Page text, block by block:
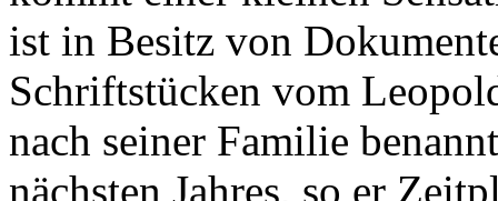
ist in Besitz von
Schriftstücken vom
nach seiner Familie
nächsten Jahres, so er